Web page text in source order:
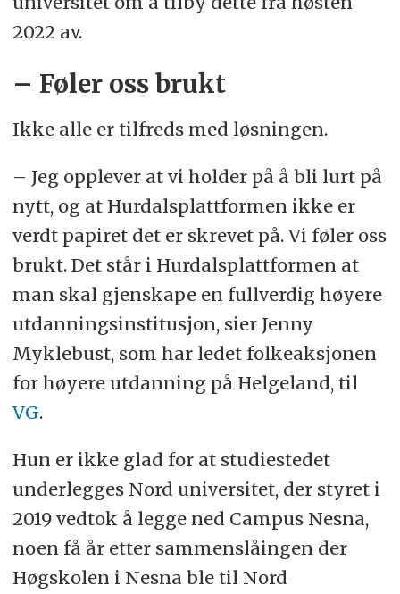
2022 av.
– Føler oss brukt
Ikke alle er tilfreds med løsningen.
– Jeg opplever at vi holder på å bli lurt på
nytt, og at Hurdalsplattformen ikke er
verdt papiret det er skrevet på. Vi føler oss
brukt. Det står i Hurdalsplattformen at
man skal gjenskape en fullverdig høyere
utdanningsinstitusjon, sier Jenny
Myklebust, som har ledet folkeaksjonen
for høyere utdanning på Helgeland, til
VG.
Hun er ikke glad for at studiestedet
underlegges Nord universitet, der styret i
2019 vedtok å legge ned Campus Nesna,
noen få år etter sammenslåingen der
Høgskolen i Nesna ble til Nord